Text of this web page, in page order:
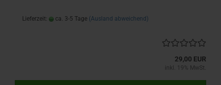
Lieferzeit: ca. 3-5 Tage (Ausland abweichend)
29,00 EUR
inkl. 19% MwSt.